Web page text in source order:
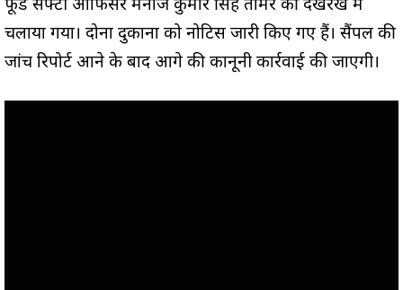
फूड सेफ्टी ऑफिसर मनोज कुमार सिंह तोमर की देखरेख में
चलाया गया। दोनों दुकानों को नोटिस जारी किए गए हैं। सैंपल की
जांच रिपोर्ट आने के बाद आगे की कानूनी कार्रवाई की जाएगी।